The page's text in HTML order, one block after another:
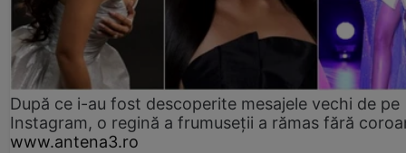
După ce i-au fost descoperite mesajele vechi de pe
Instagram, o regină a frumuseții a rămas fără
www.antena3.ro